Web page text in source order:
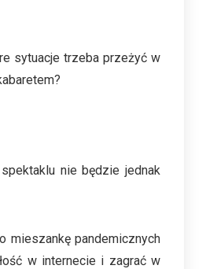
sytuacje trzeba przeżyć w
nie będzie jednak
mieszankę pandemicznych
w internecie i zagrać w